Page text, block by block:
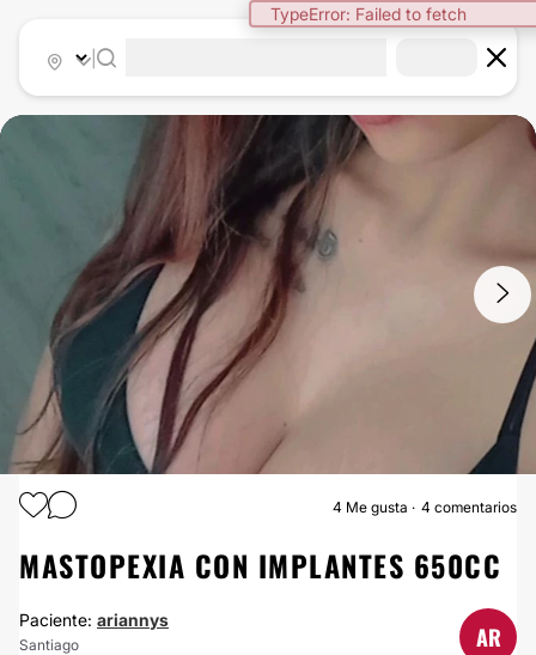
TypeError: Failed to fetch
MASTOPEXIA
4 Me gusta 4 comentarios
MASTOPEXIA CON IMPLANTES 650CC
Paciente: ariannys
Santiago AR